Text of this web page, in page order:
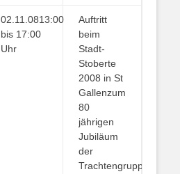
02.11.0813:00
bis 17:00
Uhr
Auftritt
beim
Stadt-
Stoberte
2008 in St
Gallenzum
80
jährigen
Jubiläum
der
Trachtengruppe